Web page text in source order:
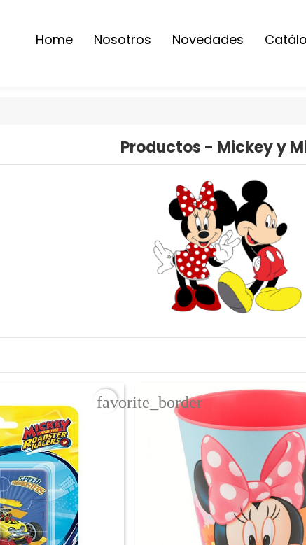
Home Nosotros Novedades
Productos - Mickey y
favorite_border